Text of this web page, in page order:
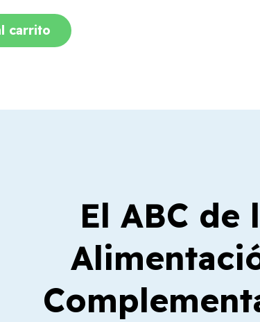
carrito
El ABC de